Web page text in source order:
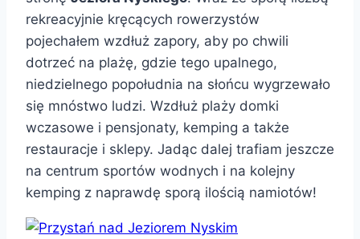
rekreacyjnie kręcących rowerzystów
pojechałem wzdłuż zapory, aby po chwili
dotrzeć na plażę, gdzie tego upalnego,
niedzielnego popołudnia na słońcu wygrzewało
się mnóstwo ludzi. Wzdłuż plaży domki
wczasowe i pensjonaty, kemping a także
restauracje i sklepy. Jadąc dalej trafiam jeszcze
na centrum sportów wodnych i na kolejny
kemping z naprawdę sporą ilością namiotów!